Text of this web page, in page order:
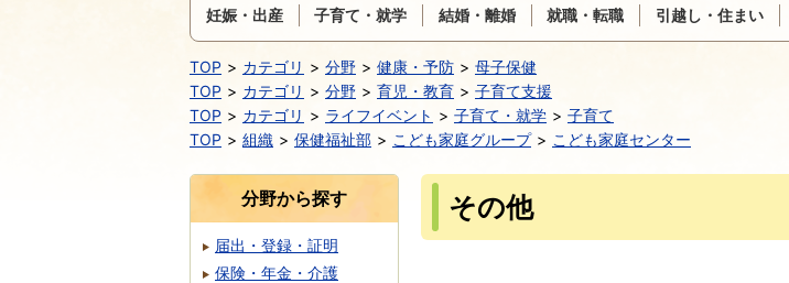
妊娠・出産 子育て・就学 結婚・離婚 就職・転職 引越し・住まい
TOP カテゴリ 分野 健康・予防
母子保健
TOP
カテゴリ 分野 育児・教育
子育て支援
TOP
カテゴリ ライフイベント 子育て・就学
子育て
TOP
組織 保健福祉部 こども家庭グループ こども家庭センター
その他
分野から探す
届出・登録・証明
保険・年金・介護